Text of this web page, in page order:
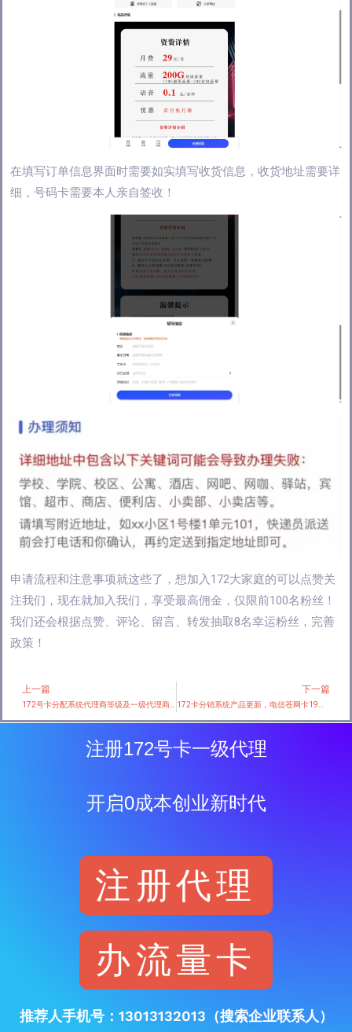
在填写订单信息界面时需要如实填写收货信息，收货地址需要详
细，号码卡需要本人亲自签收！
申请流程和注意事项就这些了，想加入172大家庭的可以点赞关
注我们，现在就加入我们，享受最高佣金，仅限前100名粉丝！
我们还会根据点赞、评论、留言、转发抽取8名幸运粉丝，完善
政策！
Prev
上一篇 下一篇
注册172号卡一级代理
开启0成本创业新时代
注册代理
办流量卡
推荐人手机号：13013132013（搜索企业联系人）